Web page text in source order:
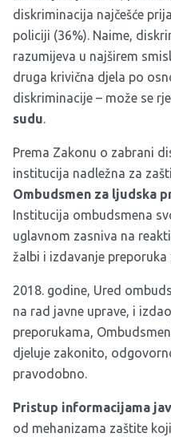
diskriminacija najčešće
policiji (36%). Naime,
razumijeva u najširem
druga krivična djela po
diskriminacije – može se
sudu.
Prema Zakonu o zabrani
institucija nadležna za
Ombudsmen za ljudska
Institucija ombudsmena
uglavnom zasniva na
žalbi i izdavanje
2018. godine, Ured
na rad javne uprave, i
preporukama,
djeluje zakonito,
pravodobno.
Pristup informacijama
od mehanizama zaštite